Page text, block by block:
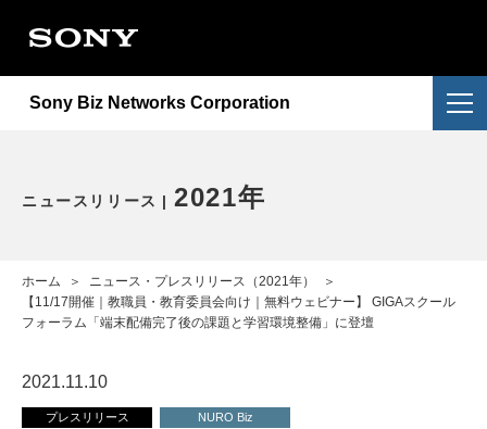
Sony Biz Networks Corporation
会社情報
アクセス
提供サービス
NURO Biz
2026年
2024年
2022年
採用情報
ニュースリリース 2021年
ホーム ＞ ニュース・プレスリリース（2021年）
＞
【11/17開催｜教職員・教育委員会向け｜無料ウェビナー】 GIGAスクール
フォーラム「端末配備完了後の課題と学習環境整備」に登壇
2021.11.10
プレスリリース NURO Biz